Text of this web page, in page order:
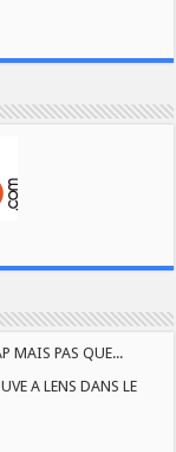
MAIS PAS QUE...
A LENS DANS LE